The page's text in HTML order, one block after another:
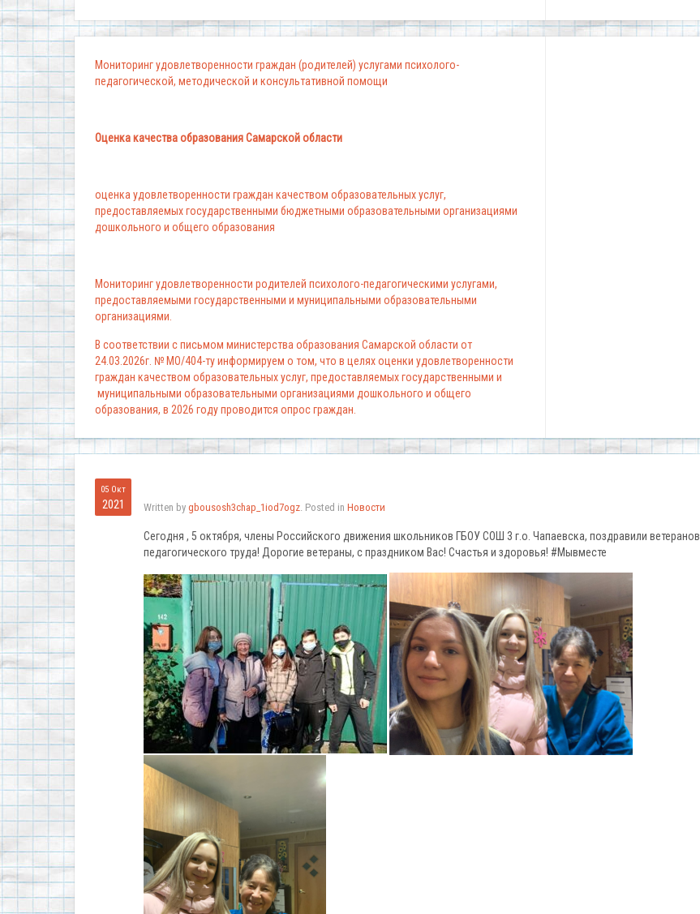
Мониторинг удовлетворенности граждан (родителей) услугами психолого-
педагогической, методической и консультативной помощи
Оценка качества образования Самарской области
оценка удовлетворенности граждан качеством образовательных услуг,
предоставляемых государственными бюджетными образовательными организациями
дошкольного и общего образования
Мониторинг удовлетворенности родителей психолого-педагогическими услугами,
предоставляемыми государственными и муниципальными образовательными
организациями.
В соответствии с письмом министерства образования Самарской области от
24.03.2026г. № МО/404-ту информируем о том, что в целях оценки удовлетворенности
граждан качеством образовательных услуг, предоставляемых государственными и
муниципальными образовательными организациями дошкольного и общего
образования, в 2026 году проводится опрос граждан.
05 Окт
2021 Written by gbousosh3chap_1iod7ogz. Posted in Новости
Сегодня , 5 октября, члены Российского движения школьников ГБОУ СОШ 3 г.о. Чапаевска, поздравили ветеранов
педагогического труда! Дорогие ветераны, с праздником Вас! Счастья и здоровья! #Мывместе